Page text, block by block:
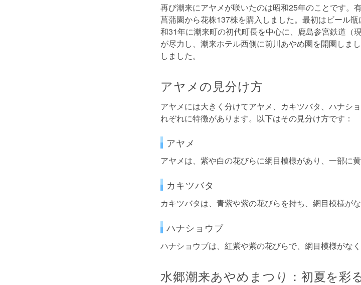
再び潮来にアヤメが咲いたのは昭和25年のことです。
菖蒲園から花株137株を購入しました。最初はビール
和31年に潮来町の初代町長を中心に、鹿島参宮鉄道（
が尽力し、潮来ホテル西側に前川あやめ園を開園しま
しました。
アヤメの見分け方
アヤメには大きく分けてアヤメ、カキツバタ、ハナシ
れぞれに特徴があります。以下はその見分け方です：
アヤメ
アヤメは、紫や白の花びらに網目模様があり、一部に
カキツバタ
カキツバタは、青紫や紫の花びらを持ち、網目模様が
ハナショウブ
ハナショウブは、紅紫や紫の花びらで、網目模様がな
水郷潮来あやめまつり：初夏を彩